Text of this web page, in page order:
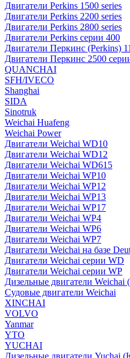
Двигатели Perkins 1500 series
Двигатели Perkins 2200 series
Двигатели Perkins 2800 series
Двигатели Perkins серии 400
Двигатели Перкинс (Perkins)
Двигатели Перкинс 2500
QUANCHAI
SFH/IVECO
Shanghai
SIDA
Sinotruk
Weichai Huafeng
Weichai Power
Двигатели Weichai WD10
Двигатели Weichai WD12
Двигатели Weichai WD615
Двигатели Weichai WP10
Двигатели Weichai WP12
Двигатели Weichai WP13
Двигатели Weichai WP17
Двигатели Weichai WP4
Двигатели Weichai WP6
Двигатели Weichai WP7
Двигатели Weichai на базе
Двигатели Weichai серии WD
Двигатели Weichai серии WP
Дизельные двигатели
Судовые двигатели Weichai
XINCHAI
VOLVO
Yanmar
YTO
YUCHAI
Дизельные двигатели Yuchai